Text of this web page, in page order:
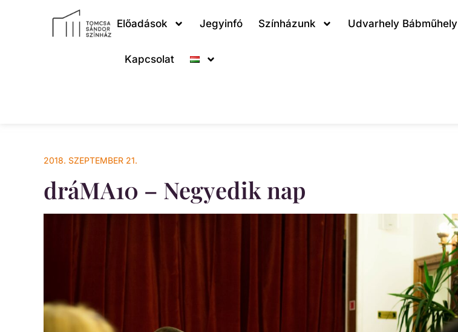
Előadások Jegyinfó Színházunk Udvarhely Bábműhely
Kapcsolat
2018. SZEPTEMBER 21.
dráMA10 – Negyedik nap